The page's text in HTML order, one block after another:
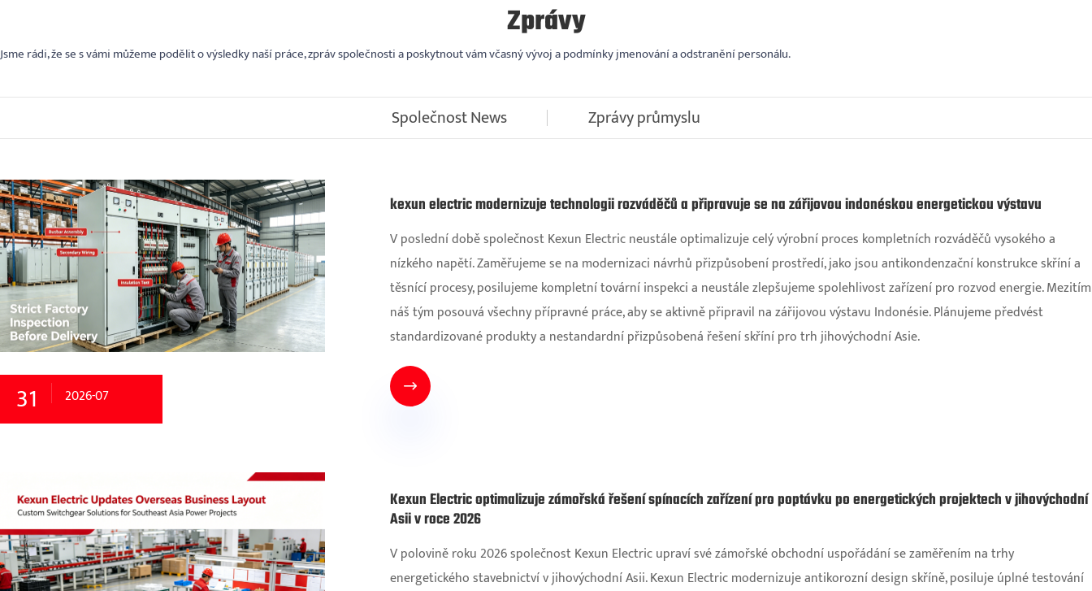
Zprávy
Jsme rádi, že se s vámi můžeme podělit o výsledky naší práce, zpráv společnosti a poskytnout vám včasný vývoj a podmínky jmenování a odstranění personálu.
Společnost News Zprávy průmyslu
31 2026-07
kexun electric modernizuje technologii rozváděčů a připravuje se na zářijovou indonéskou energetickou výstavu
V poslední době společnost Kexun Electric neustále optimalizuje celý výrobní proces kompletních rozváděčů vysokého a
nízkého napětí. Zaměřujeme se na modernizaci návrhů přizpůsobení prostředí, jako jsou antikondenzační konstrukce skříní a
těsnící procesy, posilujeme kompletní tovární inspekci a neustále zlepšujeme spolehlivost zařízení pro rozvod energie. Mezitím
náš tým posouvá všechny přípravné práce, aby se aktivně připravil na zářijovou výstavu Indonésie. Plánujeme předvést
standardizované produkty a nestandardní přizpůsobená řešení skříní pro trh jihovýchodní Asie.

Kexun Electric optimalizuje zámořská řešení spínacích zařízení pro poptávku po energetických projektech v jihovýchodní
Asii v roce 2026
V polovině roku 2026 společnost Kexun Electric upraví své zámořské obchodní uspořádání se zaměřením na trhy
energetického stavebnictví v jihovýchodní Asii. Kexun Electric modernizuje antikorozní design skříně, posiluje úplné testování